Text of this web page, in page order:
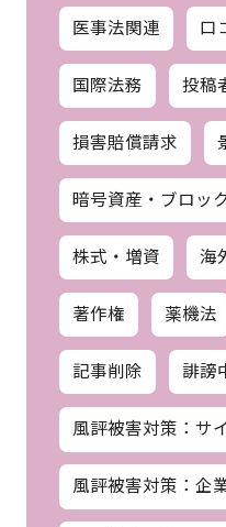
医事法関連 口
国際法務 投稿
損害賠償請求
暗号資産・ブロッ
株式・増資 海
著作権 薬機法
記事削除 誹謗
風評被害対策：サ
風評被害対策：企